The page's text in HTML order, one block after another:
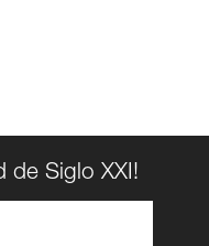
de Siglo XXI!